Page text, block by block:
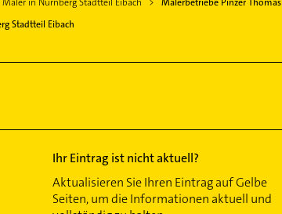
Stadtteil Eibach
Ihr Eintrag ist nicht aktuell?
Aktualisieren Sie Ihren Eintrag auf Gelbe
Seiten, um die Informationen aktuell und